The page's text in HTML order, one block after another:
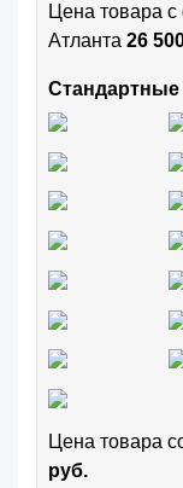
Цена товара
Атланта 26
Цена товара
руб.